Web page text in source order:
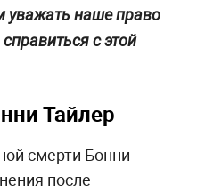
уважать наше право
с этой
Тайлер
смерти Бонни
после